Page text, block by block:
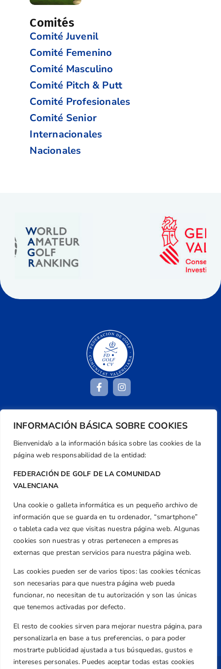
INFORMACIÓN BÁSICA SOBRE COOKIES
Bienvenida/o a la información básica sobre las cookies de la
página web responsabilidad de la entidad:
FEDERACIÓN DE GOLF DE LA COMUNIDAD
VALENCIANA
Una cookie o galleta informática es un pequeño archivo de
información que se guarda en tu ordenador, “smartphone”
o tableta cada vez que visitas nuestra página web. Algunas
cookies son nuestras y otras pertenecen a empresas
externas que prestan servicios para nuestra página web.
Las cookies pueden ser de varios tipos: las cookies técnicas
son necesarias para que nuestra página web pueda
funcionar, no necesitan de tu autorización y son las únicas
que tenemos activadas por defecto.
El resto de cookies sirven para mejorar nuestra página, para
personalizarla en base a tus preferencias, o para poder
mostrarte publicidad ajustada a tus búsquedas, gustos e
intereses personales. Puedes aceptar todas estas cookies
Comités
Comité Juvenil
Comité Femenino
Comité Masculino
Comité Pitch & Putt
Comité Profesionales
Comité Senior
Internacionales
Nacionales
Dirección
Centre de L´Esport, Carrer d'Isaac Peral i
Caballero, Nº 5, Despachos 2 y 3, 46980,
Valencia
Teléfono
Email
federacion@golfcv.com
Aviso Legal
Política de Privacidad
Normativa
Federación